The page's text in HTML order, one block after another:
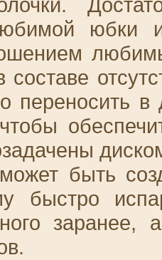
юбки
составе
переносить
быть
быстро
заранее,